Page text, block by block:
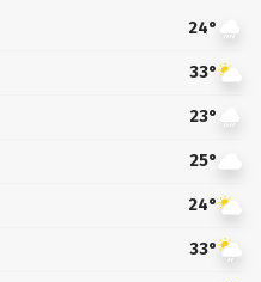
24°
33°
23°
25°
24°
33°